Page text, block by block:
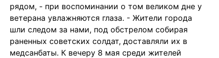
рядом, - при воспоминании о том великом дне у
ветерана увлажняются глаза. - Жители города
шли следом за нами, под обстрелом собирая
раненных советских солдат, доставляли их в
медсанбаты. К вечеру 8 мая среди жителей